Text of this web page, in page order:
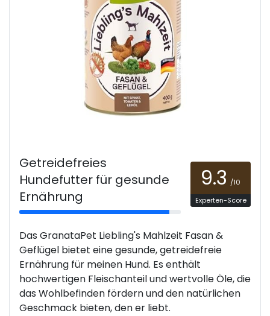
Getreidefreies
Hundefutter für gesunde
Ernährung
9.3 /10
Experten-Score
Das GranataPet Liebling's Mahlzeit Fasan &
Geflügel bietet eine gesunde, getreidefreie
Ernährung für meinen Hund. Es enthält
hochwertigen Fleischanteil und wertvolle Öle, die
das Wohlbefinden fördern und den natürlichen
Geschmack bieten, den er liebt.